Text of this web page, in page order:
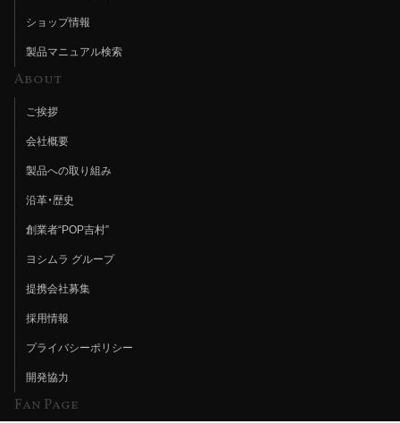
ショップ情報
製品マニュアル検索
About
ご挨拶
会社概要
製品への取り組み
沿革・歴史
創業者“POP吉村”
ヨシムラ グループ
提携会社募集
採用情報
プライバシーポリシー
開発協力
Fan Page